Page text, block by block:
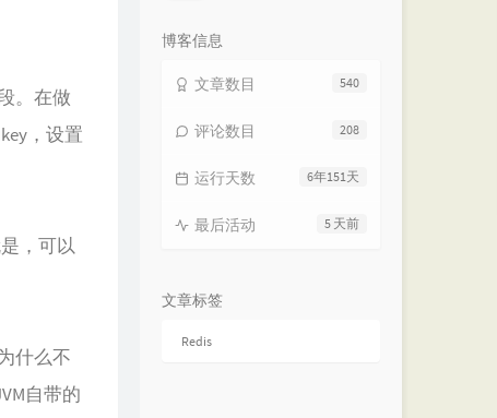
。在做
，设置
，可以
什么不
自带的
博客信息
540
文章数目
208
评论数目
6年151天
运行天数
5 天前
最后活动
文章标签
Redis